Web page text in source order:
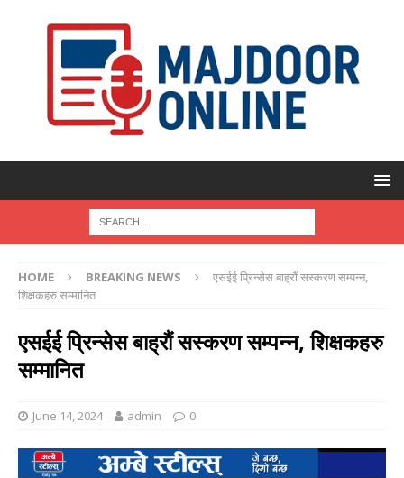
HOME BREAKING NEWS
एसईई प्रिन्सेस बाह्रौं सस्करण सम्पन्न,
शिक्षकहरु सम्मानित
एसईई प्रिन्सेस बाह्रौं सस्करण सम्पन्न, शिक्षकहरु
सम्मानित
June 14, 2024 admin 0